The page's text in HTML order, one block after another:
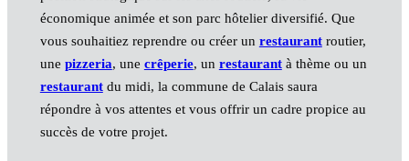
économique animée et son parc hôtelier diversifié. Que
vous souhaitiez reprendre ou créer un restaurantroutier,
une pizzeria, une crêperie, un restaurantà thème ou un
restaurantdu midi, la commune de Calais saura
répondre à vos attentes et vous offrir un cadre propice au
succès de votre projet.